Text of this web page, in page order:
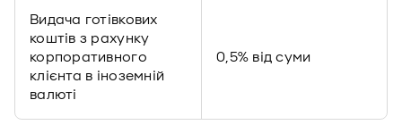
Видача готівкових
коштів з рахунку
корпоративного
клієнта в іноземній
валюті
0,5% від суми